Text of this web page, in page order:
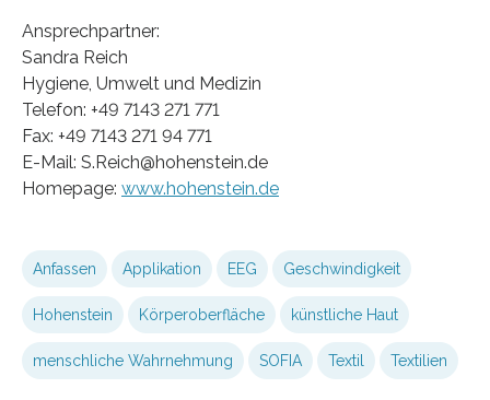
Ansprechpartner:
Sandra Reich
Hygiene, Umwelt und Medizin
Telefon: +49 7143 271 771
Fax: +49 7143 271 94 771
E-Mail: S.Reich@hohenstein.de
Homepage: www.hohenstein.de
Anfassen Applikation EEG Geschwindigkeit
Hohenstein Körperoberfläche künstliche Haut
menschliche Wahrnehmung SOFIA Textil Textilien